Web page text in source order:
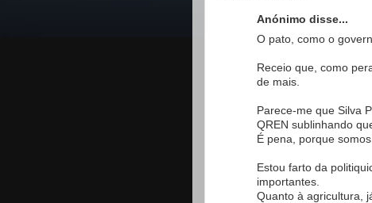
Anónimo disse...
O pato, como o
Receio que, como
de mais.
Parece-me que Silva
QREN sublinhando
É pena, porque
Estou farto da
importantes.
Quanto à agricultura,